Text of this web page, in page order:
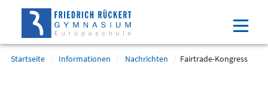
Direkt
Inhalt
(Eingabetaste)
Direkt
Hauptmenu
(Eingabetaste)
Direkt
Suche
(Eingabetaste)
Direkt
Footer
(Eingabetaste)
Startseite Informationen Nachrichten Fairtrade-Kongress